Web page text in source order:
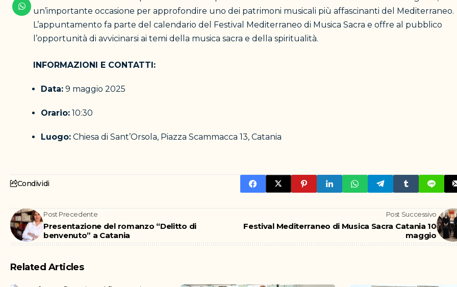
un’importante occasione per approfondire uno dei patrimoni musicali più affascinanti del Mediterraneo.
L’appuntamento fa parte del calendario del Festival Mediterraneo di Musica Sacra e offre al pubblico
l’opportunità di avvicinarsi ai temi della musica sacra e della spiritualità.
INFORMAZIONI E CONTATTI:
Data: 9 maggio 2025
Orario: 10:30
Luogo: Chiesa di Sant’Orsola, Piazza Scammacca 13, Catania
Condividi
Post Precedente
Presentazione del romanzo “Delitto di
benvenuto” a Catania
Post Successivo
Festival Mediterraneo di Musica Sacra Catania 10
maggio
Related Articles